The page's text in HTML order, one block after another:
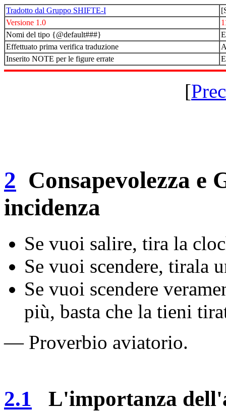
Tradotto dal Gruppo SHIFTE-I
Versione 1.0
Nomi del tipo {@default###}
Effettuato prima verifica traduzione
Inserito NOTE per le figure errate
[
2 Consapevolezza e
incidenza
Se vuoi salire, tira la
Se vuoi scendere, tirala
Se vuoi scendere
più, basta che la tieni
— Proverbio aviatorio.
2.1 L'importanza